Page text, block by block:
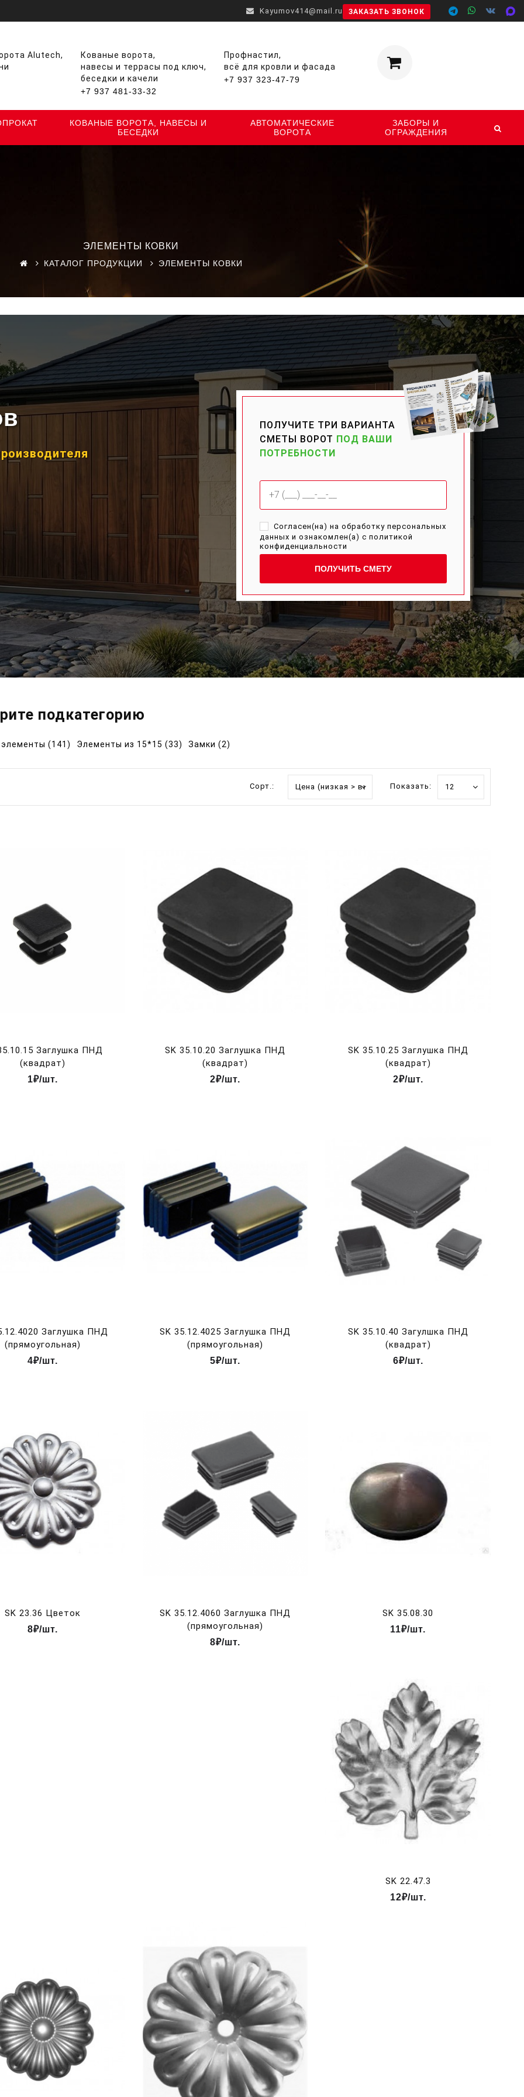
Kayumov414@mail.ru ЗАКАЗАТЬ ЗВОНОК
Alutech,
Кованые ворота,
навесы и террасы под ключ,
беседки и качели
+7 937 481-33-32
Профнастил,
всё для кровли и фасада
+7 937 323-47-79
КОВАНЫЕ ВОРОТА, НАВЕСЫ И
БЕСЕДКИ
АВТОМАТИЧЕСКИЕ
ВОРОТА
ЗАБОРЫ И
ОГРАЖДЕНИЯ
ЭЛЕМЕНТЫ КОВКИ
КАТАЛОГ ПРОДУКЦИИ ЭЛЕМЕНТЫ КОВКИ
ПОЛУЧИТЕ ТРИ ВАРИАНТА
СМЕТЫ ВОРОТ ПОД ВАШИ
ПОТРЕБНОСТИ
Согласен(на) на обработку персональных
данных и ознакомлен(а) с политикой
конфиденциальности
ПОЛУЧИТЬ СМЕТУ
подкатегорию
(141) Элементы из 15*15 (33) Замки (2)
Показать:
Сорт.:
Заглушка ПНД
(квадрат)
1₽/шт.
SK 35.10.20 Заглушка ПНД
(квадрат)
2₽/шт.
SK 35.10.25 Заглушка ПНД
(квадрат)
2₽/шт.
Заглушка ПНД
(прямоугольная)
4₽/шт.
SK 35.12.4025 Заглушка ПНД
(прямоугольная)
5₽/шт.
SK 35.10.40 Загулшка ПНД
(квадрат)
6₽/шт.
SK 23.36 Цветок
8₽/шт.
SK 35.12.4060 Заглушка ПНД
(прямоугольная)
8₽/шт.
SK 35.08.30
11₽/шт.
SK 22.47.3
12₽/шт.